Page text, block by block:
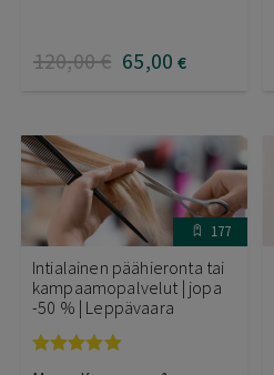
120,00€ 65,00 €
177
Intialainen päähieronta tai
kampaamopalvelut | jopa
-50 % | Leppävaara